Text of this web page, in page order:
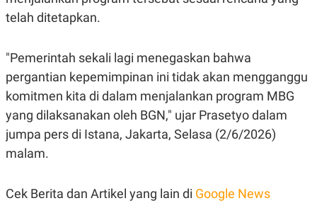
S
A
T
A
G
E
O
N
T
A
T
I
P
U
telah ditetapkan.
"Pemerintah sekali lagi menegaskan bahwa
pergantian kepemimpinan ini tidak akan mengganggu
komitmen kita di dalam menjalankan program MBG
yang dilaksanakan oleh BGN," ujar Prasetyo dalam
jumpa pers di Istana, Jakarta, Selasa (2/6/2026)
malam.
Cek Berita dan Artikel yang lain di Google News